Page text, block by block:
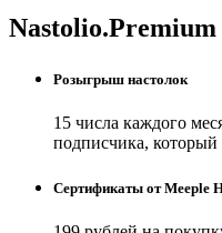
Nastolio.Premium
Розыгрыш настолок
15 числа каждого
подписчика, который
Сертификаты от Meeple